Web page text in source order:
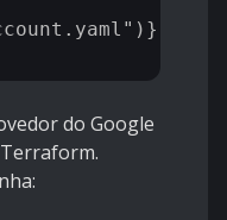
do Google